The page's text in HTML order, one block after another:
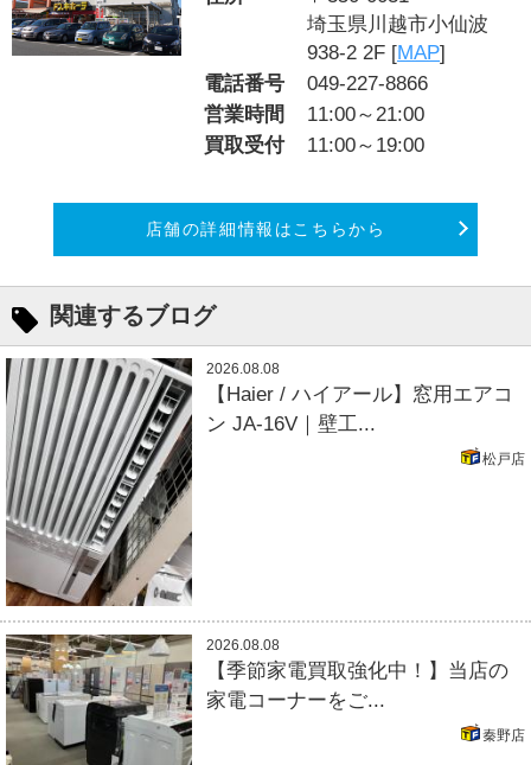
埼玉県川越市小仙波
938-2 2F [MAP]
電話番号
049-227-8866
営業時間
11:00～21:00
買取受付
11:00～19:00
店舗の詳細情報はこちらから
関連するブログ
2026.08.08
【Haier / ハイアール】窓用エアコ
ン JA-16V｜壁工...
松戸店
2026.08.08
【季節家電買取強化中！】当店の
家電コーナーをご...
秦野店